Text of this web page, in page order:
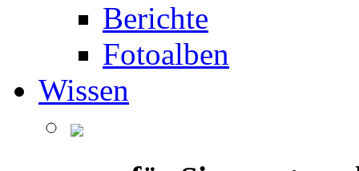
Berichte
Fotoalben
Wissen